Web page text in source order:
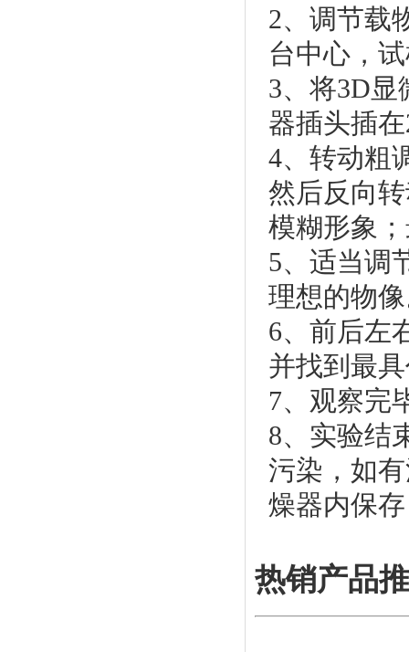
2、调节载
台中心，
3、将3D
器插头插
4、转动粗
然后反向
模糊形象
5、适当调
理想的物
6、前后左
并找到最
7、观察完
8、实验结
污染，如
燥器内保
热销产品